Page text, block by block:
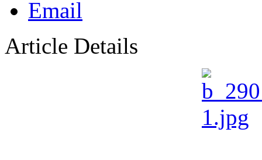
Article Details